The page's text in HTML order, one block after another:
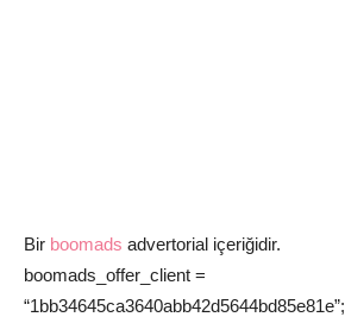
Bir boomads advertorial içeriğidir.
boomads_offer_client =
“1bb34645ca3640abb42d5644bd85e81e”;